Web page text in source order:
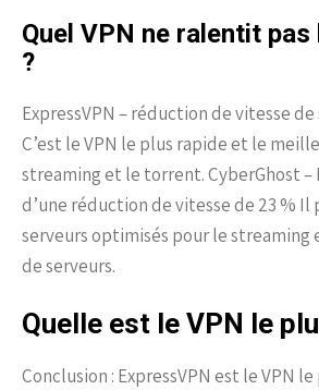
Quel VPN ne ralentit pas
?
ExpressVPN – réduction de vitesse
C’est le VPN le plus rapide et le
streaming et le torrent. CyberGhost –
d’une réduction de vitesse de 23 % Il
serveurs optimisés pour le streaming
de serveurs.
Quelle est le VPN le
Conclusion : ExpressVPN est le VPN